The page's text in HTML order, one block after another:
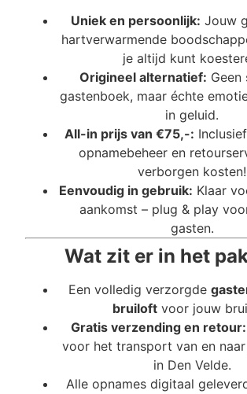
Uniek en persoonlijk: Jouw
hartverwarmende
je altijd kunt
Origineel alternatief: Geen
gastenboek, maar échte
in geluid.
All-in prijs van €75,-:
opnamebeheer en
verborgen kosten!
Eenvoudig in gebruik: Klaar
aankomst – plug & play
gasten.
Wat zit er in het
Een volledig verzorgde
bruiloft voor jouw
Gratis verzending en retour:
voor het transport van en
in Den Velde.
Alle opnames digitaal